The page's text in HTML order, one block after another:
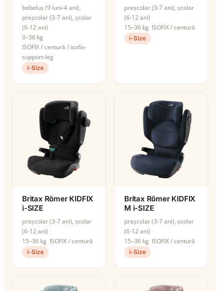
bebeluș (9 luni-4 ani),
preșcolar (3-7 ani), școlar
(6-12 ani)
0–36 kg
ISOFIX / centură / isofix-
support-leg
i-Size
preșcolar (3-7 ani), școlar
(6-12 ani)
15–36 kg ISOFIX / centură
i-Size
Britax Römer KIDFIX
i-SIZE
preșcolar (3-7 ani), școlar
(6-12 ani)
15–36 kg ISOFIX / centură
i-Size
Britax Römer KIDFIX
M i-SIZE
preșcolar (3-7 ani), școlar
(6-12 ani)
15–36 kg ISOFIX / centură
i-Size